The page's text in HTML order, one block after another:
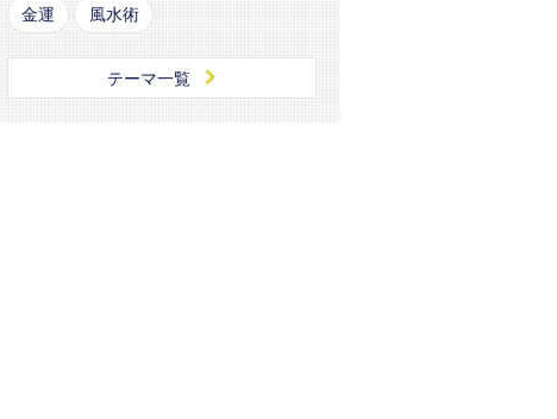
金運 風水術
テーマ一覧